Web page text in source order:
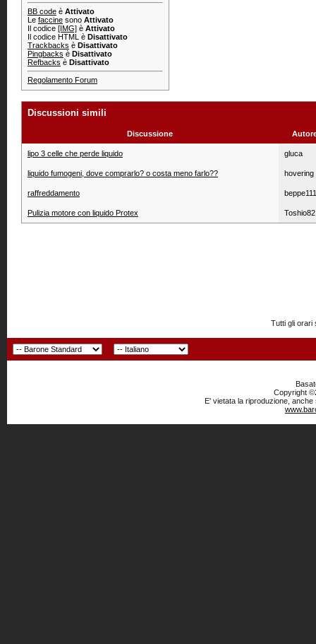
BB code è Attivato
Le faccine sono Attivato
Il codice [IMG] è Attivato
Il codice HTML è Disattivato
Trackbacks è Disattivato
Pingbacks è Disattivato
Refbacks è Disattivato
Regolamento Forum
Discussioni simili
Discussione
lipo 3 celle che perde liquido gluca
liquido fumogeni, dove comprarlo? o costa meno farlo?? hovering
raffreddamento beppe111
Pulizia motore con liquido Protex Toshio82
Tutti gli orari
Copyright
E' vietata la riproduzione,